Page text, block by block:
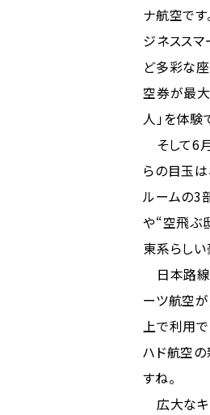
ナ航空です
ジネススマ
ど多彩な
空券が最
人」を体験
そして6
らの目玉は
ルームの3
や“空飛ぶ
東系らし
日本路線
ーツ航空
上で利用
ハド航空
すね。
広大なキ